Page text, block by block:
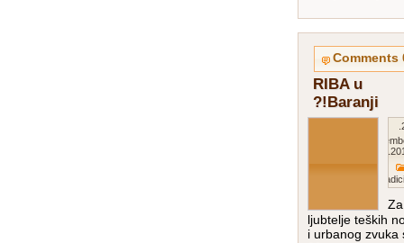
0
RIBA u
Baranji!?
Za
ljubtelje teških
i urbanog zvuka